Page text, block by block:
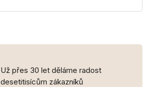
Už přes 30 let děláme radost
desetitisícům zákazníků